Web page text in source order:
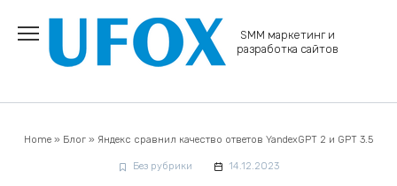
содержанию
SMM маркетинг и
разработка сайтов
Home » Блог » Яндекс сравнил качество ответов YandexGPT 2 и GPT 3.5
Без рубрики 14.12.2023